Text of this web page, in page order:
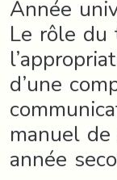
Année
Le rôle
d’une
manuel
année